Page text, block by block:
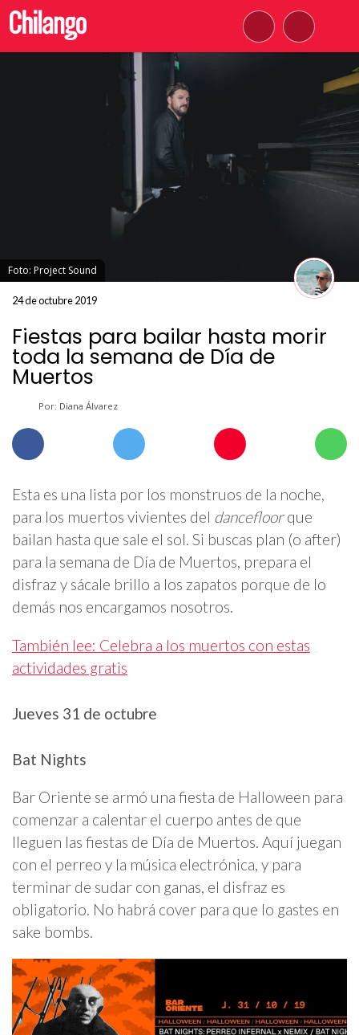
Foto: Project Sound
24 de octubre 2019
Fiestas para bailar hasta morir
toda la semana de Día de
Muertos
Por: Diana Álvarez
Esta es una lista por los monstruos de la noche,
para los muertos vivientes del dancefloorque
bailan hasta que sale el sol. Si buscas plan (o after)
para la semana de Día de Muertos, prepara el
disfraz y sácale brillo a los zapatos porque de lo
demás nos encargamos nosotros.
También lee: Celebra a los muertos con estas
actividades gratis
Jueves 31 de octubre
Bat Nights
Bar Oriente se armó una fiesta de Halloween para
comenzar a calentar el cuerpo antes de que
lleguen las fiestas de Día de Muertos. Aquí juegan
con el perreo y la música electrónica, y para
terminar de sudar con ganas, el disfraz es
obligatorio. No habrá cover para que lo gastes en
sake bombs.